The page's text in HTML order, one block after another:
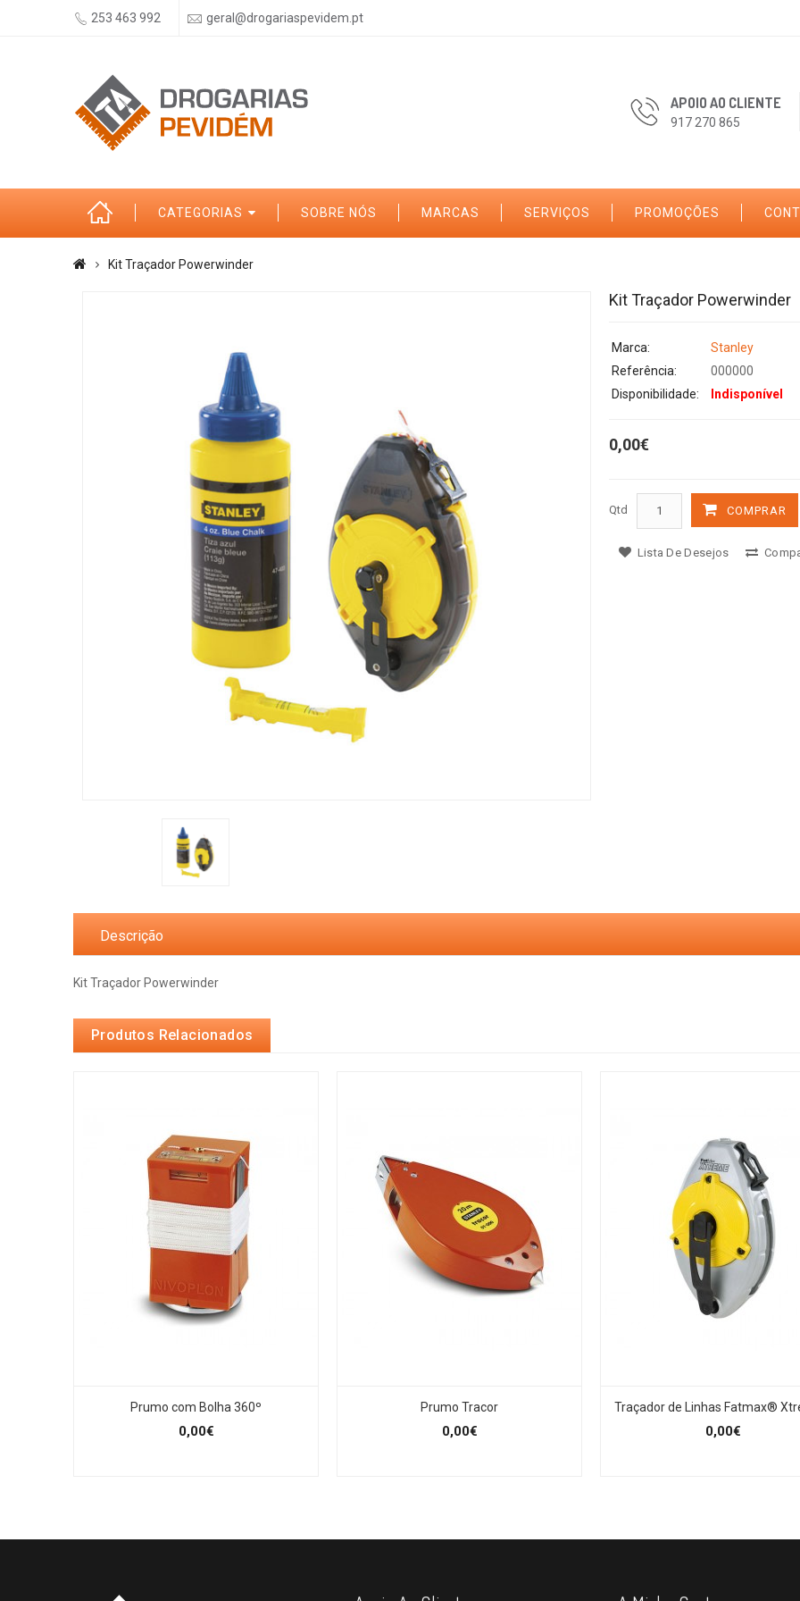
253 463 992 geral@drogariaspevidem.pt
APOIO AO CLIENTE
917 270 865
CATEGORIAS SOBRE NÓS MARCAS SERVIÇOS PROMOÇÕES
Kit Traçador Powerwinder
Kit Traçador Powerwinder
Marca:
Stanley
Referência:
000000
Disponibilidade:
Indisponível
0,00€
Qtd COMPRAR
Lista De Desejos
Descrição
Kit Traçador Powerwinder
Produtos Relacionados
Prumo com Bolha 360º
0,00€
Prumo Tracor
0,00€
Traçador de Linhas Fatmax®
0,00€